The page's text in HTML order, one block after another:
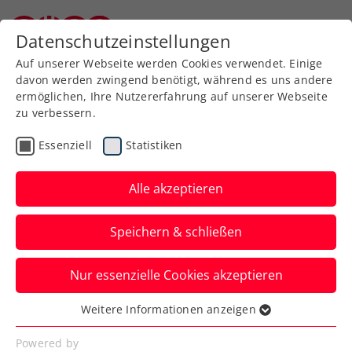
Zurück zur Newsübersicht
Turniere
Generali Open Kitzbühel:
Novak schafft Sprung in
den Hauptbewerb
Damit schlägt ein Österreicher-Quartett
im Hauptfeld des ATP-250-Turniers in
Tirol auf.
Verfasst von: Presseaussendung / Redaktion, 30.07.2023
Datenschutzeinstellungen
Auf unserer Webseite werden Cookies verwendet. Einige
davon werden zwingend benötigt, während es uns andere
ermöglichen, Ihre Nutzererfahrung auf unserer Webseite
zu verbessern.
Essenziell Statistiken
Alle akzeptieren
Speichern & schließen
Nur essenzielle Cookies akzeptieren
Essenziell
Essenzielle Cookies werden für grundlegende
Weitere Informationen anzeigen
Powered by